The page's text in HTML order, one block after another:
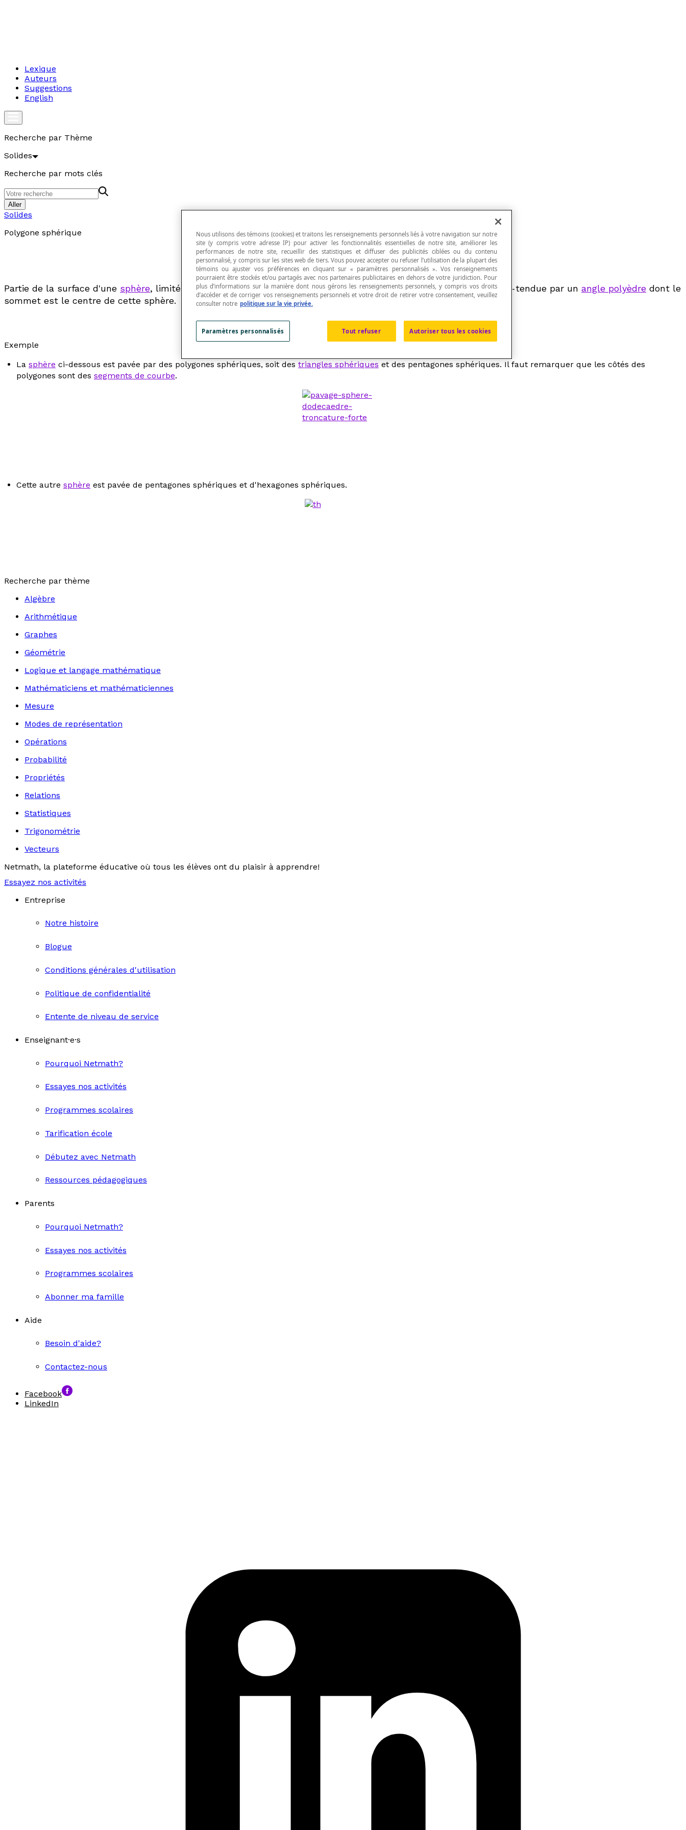
Lexique
Auteurs
Suggestions
English
Recherche par Thème
Solides
Recherche par mots clés
Aller
Solides
Polygone sphérique
Partie de la surface d'une sphère, limitée par desarcs mineursdegrands cerclesdifférents. Cette partie est sous-tendue par un angle polyèdre dont le
sommet est le centre de cette sphère.
Exemple
La sphère ci-dessous est pavée par des polygones sphériques, soit des triangles sphériques et des pentagones sphériques. Il faut remarquer que les côtés des
polygones sont des segments de courbe.
Cette autre sphère est pavée de pentagones sphériques et d'hexagones sphériques.
Recherche par thème
Algèbre
Arithmétique
Graphes
Géométrie
Logique et langage mathématique
Mathématiciens et mathématiciennes
Mesure
Modes de représentation
Opérations
Probabilité
Propriétés
Relations
Statistiques
Trigonométrie
Vecteurs
Netmath, la plateforme éducative où tous les élèves ont du plaisir à apprendre!
Essayez nos activités
Entreprise
Notre histoire
Blogue
Conditions générales d'utilisation
Politique de confidentialité
Entente de niveau de service
Enseignant·e·s
Pourquoi Netmath?
Essayes nos activités
Programmes scolaires
Tarification école
Débutez avec Netmath
Ressources pédagogiques
Parents
Pourquoi Netmath?
Essayes nos activités
Programmes scolaires
Abonner ma famille
Aide
Besoin d'aide?
Contactez-nous
Facebook
LinkedIn
Nous utilisons des témoins (cookies) et traitons les renseignements personnels liés à votre navigation sur notre
site (y compris votre adresse IP) pour activer les fonctionnalités essentielles de notre site, améliorer les
performances de notre site, recueillir des statistiques et diffuser des publicités ciblées ou du contenu
personnalisé, y compris sur les sites web de tiers. Vous pouvez accepter ou refuser l’utilisation de la plupart des
témoins ou ajuster vos préférences en cliquant sur « paramètres personnalisés ». Vos renseignements
pourraient être stockés et/ou partagés avec nos partenaires publicitaires en dehors de votre juridiction. Pour
plus d’informations sur la manière dont nous gérons les renseignements personnels, y compris vos droits
d’accéder et de corriger vos renseignements personnels et votre droit de retirer votre consentement, veuillez
consulter notre politique sur la vie privée.
Tout refuser Autoriser tous les cookies
Paramètres personnalisés